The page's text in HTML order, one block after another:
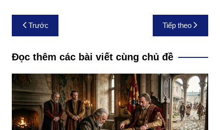
Điều
hướng
bài
viết
Trước Tiếp theo
Đọc thêm các bài viết cùng chủ đề